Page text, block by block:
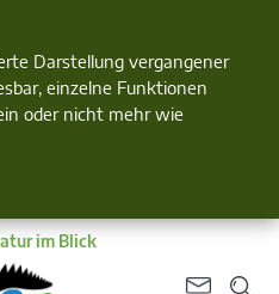
Darstellung vergangener
einzelne Funktionen
oder nicht mehr wie
im Blick